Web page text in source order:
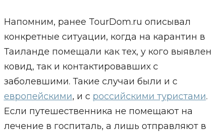
Напомним, ранее TourDom.ru описывал
конкретные ситуации, когда на карантин в
Таиланде помещали как тех, у кого выявлен
ковид, так и контактировавших с
заболевшими. Такие случаи были и с
европейскими, и с российскими туристами.
Если путешественника не помещают на
лечение в госпиталь, а лишь отправляют в